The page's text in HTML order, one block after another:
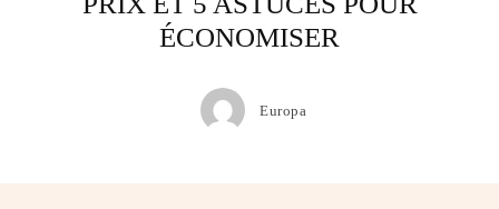
ÉCONOMISER
Europa